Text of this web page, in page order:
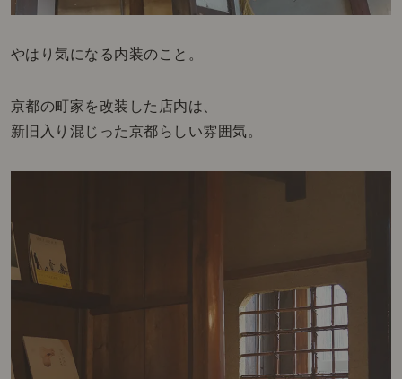
やはり気になる内装のこと。
京都の町家を改装した店内は、
新旧入り混じった京都らしい雰囲気。